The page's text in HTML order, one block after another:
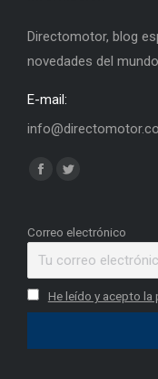
Directomotor, blog
novedades del
E-mail:
Find us on:
Facebook
opens
window
Twitter
opens
window
Correo electrónico
He leído y acepto